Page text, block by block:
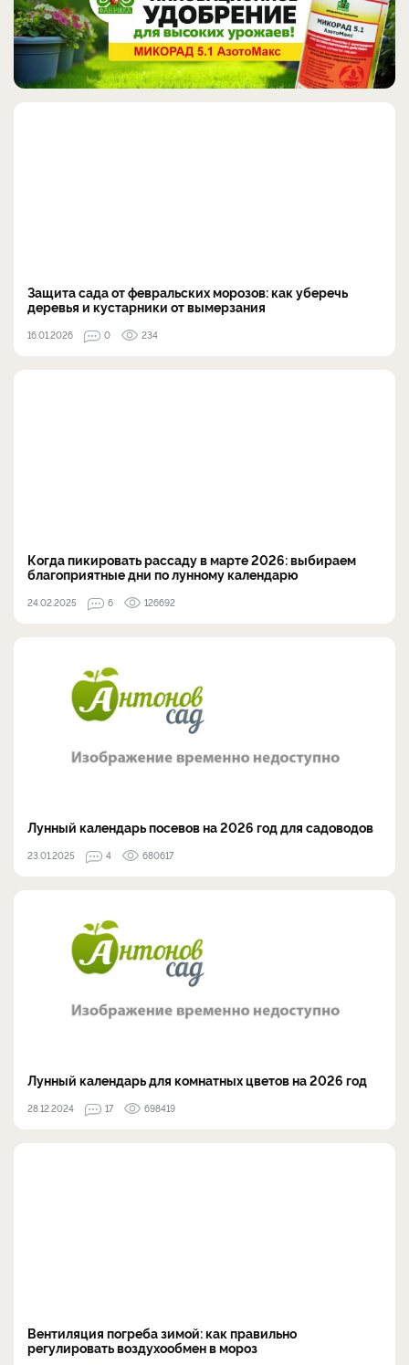
Защита сада от февральских морозов: как уберечь
деревья и кустарники от вымерзания
16.01.2026 0 234
Когда пикировать рассаду в марте 2026: выбираем
благоприятные дни по лунному календарю
24.02.2025 6 126692
Лунный календарь посевов на 2026 год для садоводов
23.01.2025 4 680617
Лунный календарь для комнатных цветов на 2026 год
28.12.2024 17 698419
Вентиляция погреба зимой: как правильно
регулировать воздухообмен в мороз